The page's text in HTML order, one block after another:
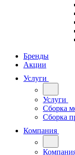
Бренды
Акции
Услуги
Услуги
Сборка
Сборка
Компания